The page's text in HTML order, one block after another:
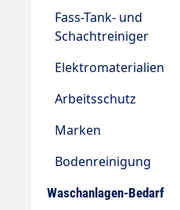
Fass-Tank- und
Schachtreiniger
Elektromaterialien
Arbeitsschutz
Marken
Bodenreinigung
Waschanlagen-Bedarf